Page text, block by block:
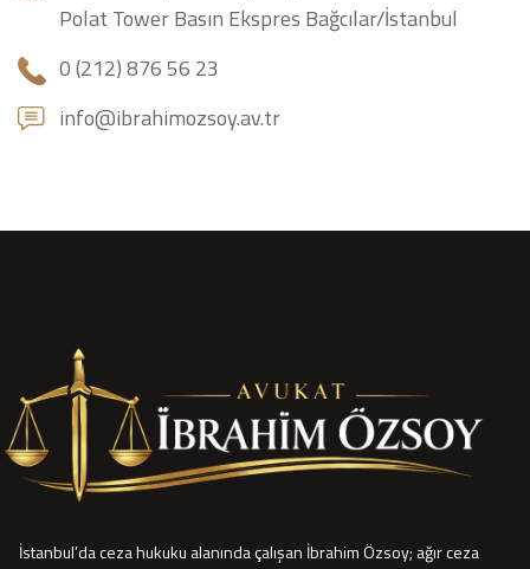
Polat Tower Basın Ekspres Bağcılar/İstanbul
0 (212) 876 56 23
info@ibrahimozsoy.av.tr
İstanbul’da ceza hukuku alanında çalışan İbrahim Özsoy; ağır ceza